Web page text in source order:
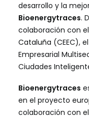
desarrollo y la
Bioenergytraces.
colaboración con el
Cataluña (CEEC), el
Empresarial
Ciudades
Bioenergytraces
en el proyecto
colaboración con el